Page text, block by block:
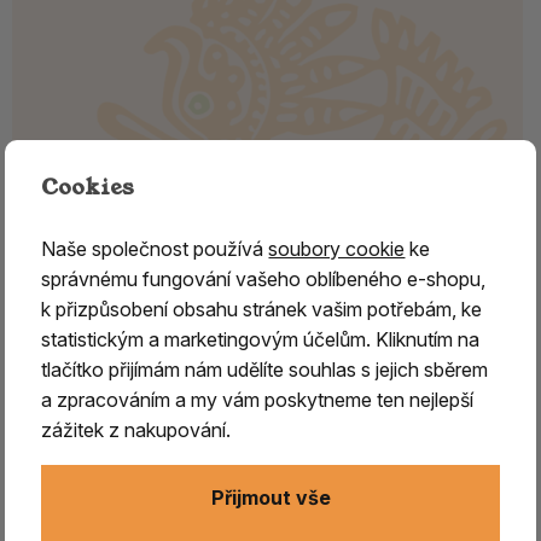
Bronzová soška Ganéši – symbol
štěstí, hojnosti a ochrany 6.
Bronzová soška Ganéši – Nepál | symbol moudrosti a
prosperity
Bronzová plastika Ganéši z Nepálu představuje
Cookies
Naše společnost používásoubory cookie ke
správnému fungování vašeho oblíbeného e-shopu,
k přizpůsobení obsahu stránek vašim potřebám, ke
statistickým a marketingovým účelům. Kliknutím na
tlačítko přijímám nám udělíte souhlas s jejich sběrem
a zpracováním a my vám poskytneme ten nejlepší
zážitek z nakupování.
Přijmout vše